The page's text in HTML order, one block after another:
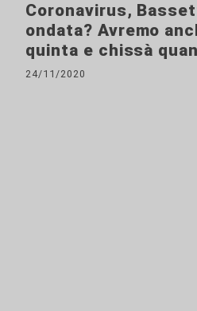
Coronavirus,
ondata? Avremo
quinta e chissà
24/11/2020